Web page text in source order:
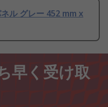
ル グレー 452 mm x
早く受け取